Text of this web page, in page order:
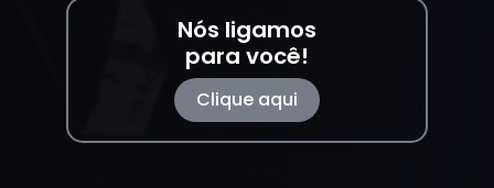
Nós ligamos
para você!
Clique aqui